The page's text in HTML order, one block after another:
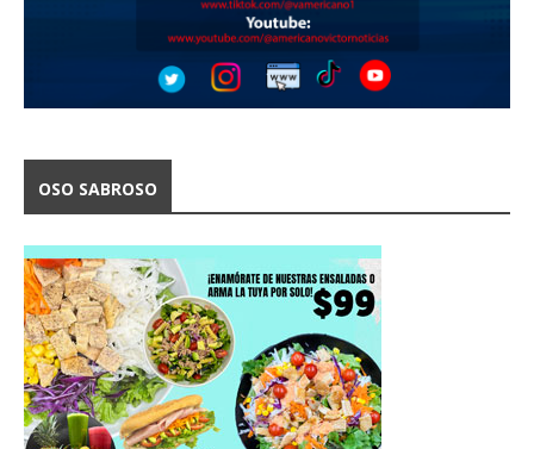
OSO SABROSO